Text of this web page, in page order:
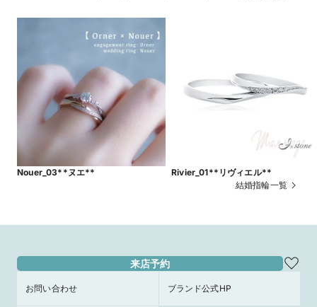
Nouer_03**ヌエ**
Rivier_01**リヴィエル**
結婚指輪一覧
来店予約
お問い合わせ ブランド公式HP